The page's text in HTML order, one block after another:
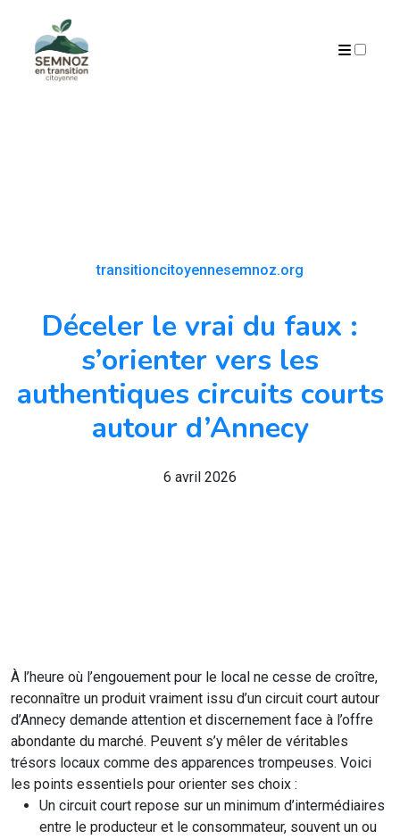
transitioncitoyennesemnoz.org
Déceler le vrai du faux :
s’orienter vers les
authentiques circuits courts
autour d’Annecy
6 avril 2026
À l’heure où l’engouement pour le local ne cesse de croître,
reconnaître un produit vraiment issu d’un circuit court autour
d’Annecy demande attention et discernement face à l’offre
abondante du marché. Peuvent s’y mêler de véritables
trésors locaux comme des apparences trompeuses. Voici
les points essentiels pour orienter ses choix :
Un circuit court repose sur un minimum d’intermédiaires
entre le producteur et le consommateur, souvent un ou